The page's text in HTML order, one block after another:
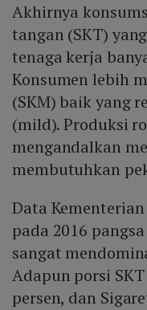
Akhirnya
tangan (SKT)
tenaga kerja
Konsumen lebih
(SKM) baik yang
(mild). Produksi
mengandalkan
membutuhkan
Data
pada 2016
sangat
Adapun porsi
persen, dan